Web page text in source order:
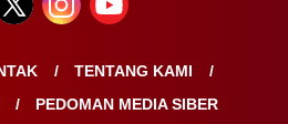
TENTANG KAMI
PEDOMAN MEDIA SIBER